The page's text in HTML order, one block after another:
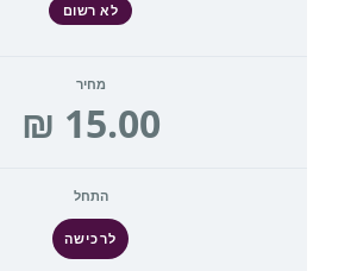
לא רשום
מחיר
התחל
לרכישה